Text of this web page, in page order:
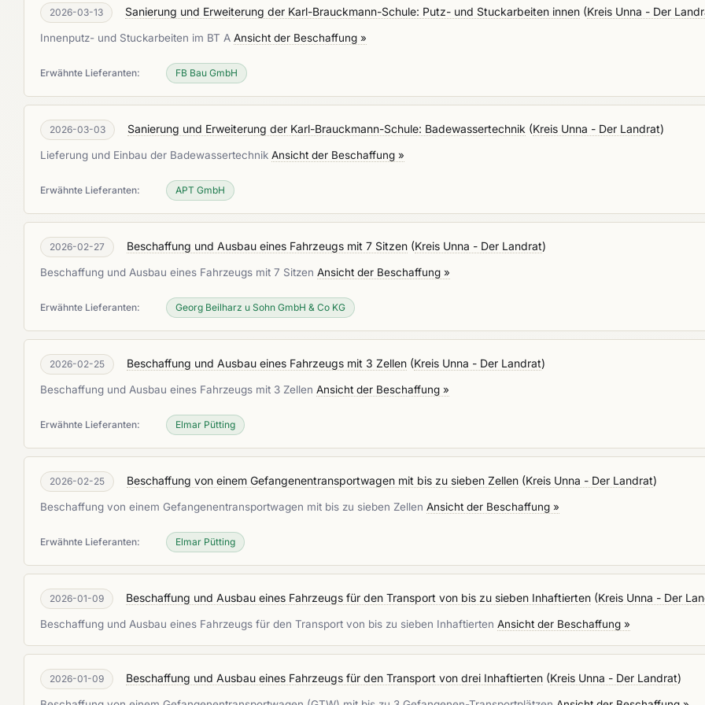
2026-03-13 Sanierung und Erweiterung der Karl-Brauckmann-Schule: Putz- und Stuckarbeiten innen (Kreis Unna - Der
Innenputz- und Stuckarbeiten im BT A Ansicht der Beschaffung »
Erwähnte Lieferanten: FB Bau GmbH
2026-03-03 Sanierung und Erweiterung der Karl-Brauckmann-Schule: Badewassertechnik (Kreis Unna - Der Landrat)
Lieferung und Einbau der Badewassertechnik Ansicht der Beschaffung »
Erwähnte Lieferanten: APT GmbH
2026-02-27 Beschaffung und Ausbau eines Fahrzeugs mit 7 Sitzen (Kreis Unna - Der Landrat)
Beschaffung und Ausbau eines Fahrzeugs mit 7 Sitzen Ansicht der Beschaffung »
Erwähnte Lieferanten: Georg Beilharz u Sohn GmbH & Co KG
2026-02-25 Beschaffung und Ausbau eines Fahrzeugs mit 3 Zellen (Kreis Unna - Der Landrat)
Beschaffung und Ausbau eines Fahrzeugs mit 3 Zellen Ansicht der Beschaffung »
Erwähnte Lieferanten: Elmar Pütting
2026-02-25 Beschaffung von einem Gefangenentransportwagen mit bis zu sieben Zellen (Kreis Unna - Der Landrat)
Beschaffung von einem Gefangenentransportwagen mit bis zu sieben Zellen Ansicht der Beschaffung »
Erwähnte Lieferanten: Elmar Pütting
2026-01-09 Beschaffung und Ausbau eines Fahrzeugs für den Transport von bis zu sieben Inhaftierten (Kreis Unna - Der
Beschaffung und Ausbau eines Fahrzeugs für den Transport von bis zu sieben Inhaftierten Ansicht der Beschaffung »
2026-01-09 Beschaffung und Ausbau eines Fahrzeugs für den Transport von drei Inhaftierten (Kreis Unna - Der Landrat)